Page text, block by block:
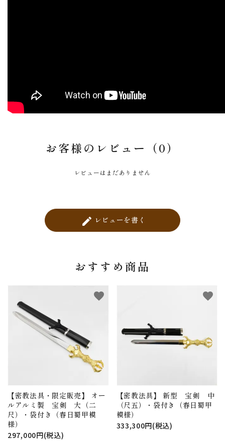
お客様のレビュー（0）
レビューはまだありません
create レビューを書く
おすすめ商品
【密教法具・限定販売】 オー
ルアルミ製 宝剣 大（二
尺）・袋付き（春日蜀甲模
様）
297,000円(税込)
favorite
【密教法具】 新型 宝剣 中
（尺五）・袋付き（春日蜀甲
模様）
333,300円(税込)
favorite